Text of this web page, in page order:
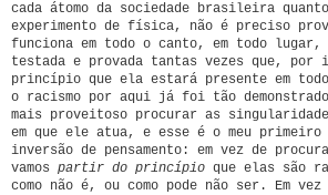
cada átomo da sociedade brasileira
experimento de física, não é preciso
funciona em todo o canto, em todo
testada e provada tantas vezes que,
princípio que ela estará presente em
o racismo por aqui já foi tão
mais proveitoso procurar as
em que ele atua, e esse é o meu primeiro
inversão de pensamento: em vez de
vamos partir do princípio que elas são
como não é, ou como pode não ser. Em